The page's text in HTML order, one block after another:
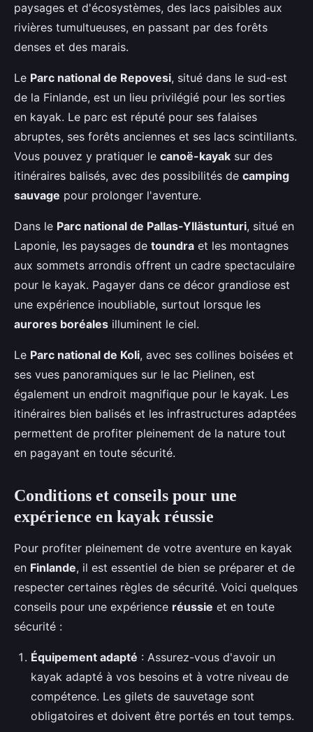
paysages et d'écosystèmes, des lacs paisibles aux
rivières tumultueuses, en passant par des forêts
denses et des marais.
Le Parc national de Repovesi, situé dans le sud-est
de la Finlande, est un lieu privilégié pour les sorties
en kayak. Le parc est réputé pour ses falaises
abruptes, ses forêts anciennes et ses lacs scintillants.
Vous pouvez y pratiquer le canoë-kayak sur des
itinéraires balisés, avec des possibilités de camping
sauvage pour prolonger l'aventure.
Dans le Parc national de Pallas-Yllästunturi, situé en
Laponie, les paysages de toundra et les montagnes
aux sommets arrondis offrent un cadre spectaculaire
pour le kayak. Pagayer dans ce décor grandiose est
une expérience inoubliable, surtout lorsque les
aurores boréales illuminent le ciel.
Le Parc national de Koli, avec ses collines boisées et
ses vues panoramiques sur le lac Pielinen, est
également un endroit magnifique pour le kayak. Les
itinéraires bien balisés et les infrastructures adaptées
permettent de profiter pleinement de la nature tout
en pagayant en toute sécurité.
Conditions et conseils pour une
expérience en kayak réussie
Pour profiter pleinement de votre aventure en kayak
en Finlande, il est essentiel de bien se préparer et de
respecter certaines règles de sécurité. Voici quelques
conseils pour une expérience réussie et en toute
sécurité :
Équipement adapté : Assurez-vous d'avoir un
kayak adapté à vos besoins et à votre niveau de
compétence. Les gilets de sauvetage sont
obligatoires et doivent être portés en tout temps.